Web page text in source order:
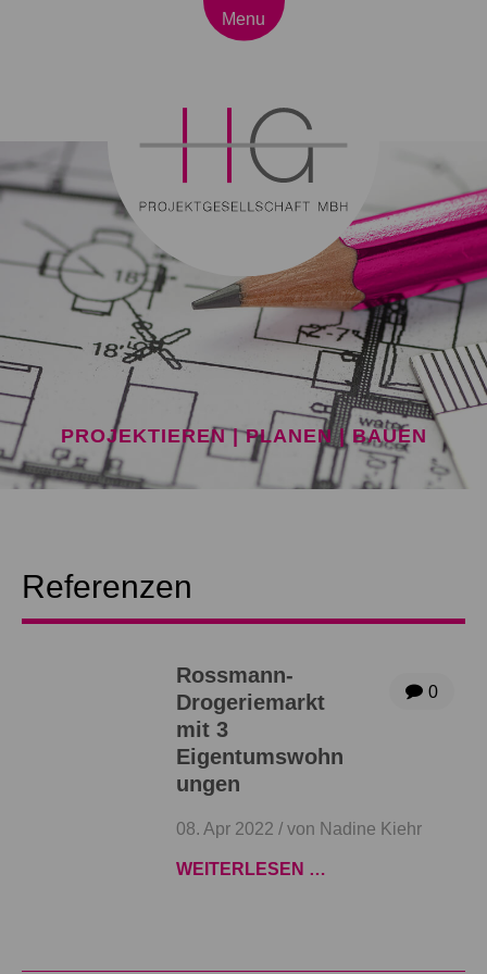
Menu
PROJEKTIEREN | PLANEN | BAUEN
Referenzen
0
Rossmann-
Drogeriemarkt
mit 3
Eigentumswohn
ungen
08. Apr 2022 / von Nadine Kiehr
WEITERLESEN …